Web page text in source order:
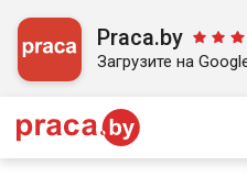
Praca.by
Загрузите на